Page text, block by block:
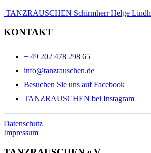
TANZRAUSCHEN Schirmherr Helge Lindh
KONTAKT
+ 49 202 478 298 65
info@tanzrauschen.de
Besuchen Sie uns auf Facebook
TANZRAUSCHEN bei Instagram
Datenschutz
Impressum